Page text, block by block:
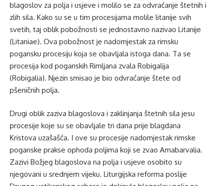
blagoslov za polja i usjeve i molilo se za odvraćanje štetnih i
zlih sila. Kako su se u tim procesijama molile litanije svih
svetih, taj oblik pobožnosti se jednostavno nazivao Litanije
(Litaniae). Ova pobožnost je nadomjestak za rimsku
pogansku procesiju koja se obavljala istoga dana. Ta se
procesija kod poganskih Rimljana zvala Robigalija
(Robigalia). Njezin smisao je bio odvraćanje štete od
pšeničnih polja.
Drugi oblik zaziva blagoslova i zaklinjanja štetnih sila jesu
procesije koje su se obavljale tri dana prije blagdana
Kristova uzašašća. I ove su procesije nadomjestak rimske
poganske prakse ophoda poljima koji se zvao Amabarvalia.
Zazivi Božjeg blagoslova na polja i usjeve osobito su
njegovani u srednjem vijeku. Liturgijska reforma poslije